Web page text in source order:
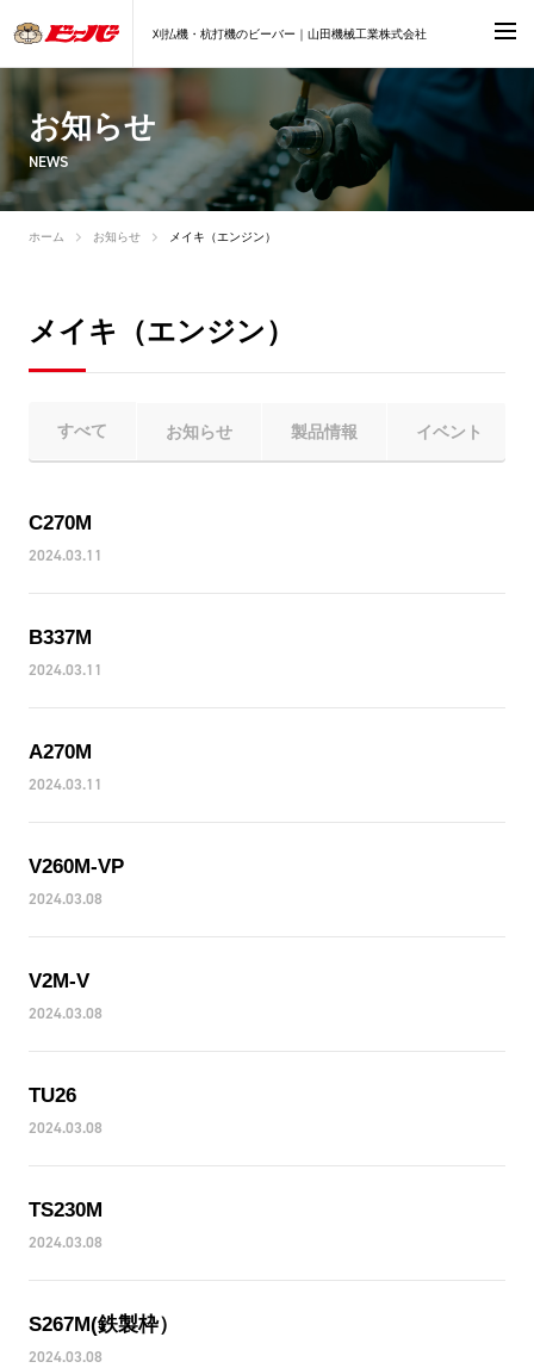
刈払機・杭打機のビーバー｜山田機械工業株式会社
お知らせ
NEWS
ホーム お知らせ メイキ（エンジン）
メイキ（エンジン）
すべて お知らせ 製品情報 イベント
C270M
2024.03.11
B337M
2024.03.11
A270M
2024.03.11
V260M-VP
2024.03.08
V2M-V
2024.03.08
TU26
2024.03.08
TS230M
2024.03.08
S267M(鉄製枠）
2024.03.08